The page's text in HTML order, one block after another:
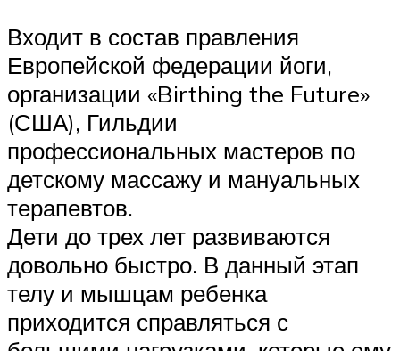
Входит в состав правления
Европейской федерации йоги,
организации «Birthing the Future»
(США), Гильдии
профессиональных мастеров по
детскому массажу и мануальных
терапевтов.
Дети до трех лет развиваются
довольно быстро. В данный этап
телу и мышцам ребенка
приходится справляться с